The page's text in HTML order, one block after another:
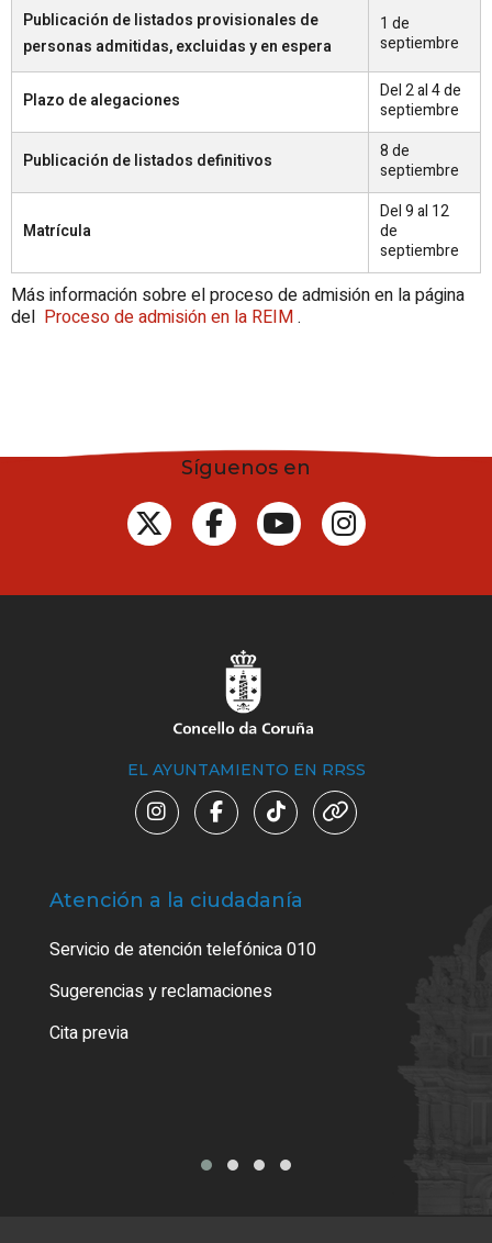
Publicación de listados provisionales de
personas admitidas, excluidas y en espera
1 de
septiembre
Plazo de alegaciones
Del 2 al 4 de
septiembre
Publicación de listados definitivos
8 de
septiembre
Matrícula
Del 9 al 12
de
septiembre
Más información sobre el proceso de admisión en la página
del Proceso de admisión en la REIM.
Síguenos en
EL AYUNTAMIENTO EN RRSS
Atención a la ciudadanía
Servicio de atención telefónica 010
Sugerencias y reclamaciones
Cita previa